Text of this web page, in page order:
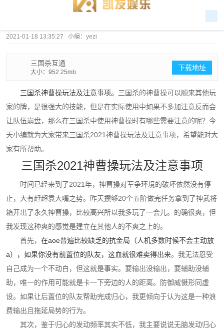
2021-01-18 13:35:27 小编：yezi
三国杀互通
大小：952.25mb
下载地址
三国杀神曹操玩法及注意事项。 三国杀的神曹操可以顺来其他玩
家的牌，是很强大的技能，但是在实际使用中如果不多加注意反而会
让队伍崩盘，那么在三国杀中使用神曹操时有哪些需要注意的呢？今
天小编就为大家带来三国杀2021神曹操玩法及注意事项，希望能对大
家有所帮助。
三国杀2021神曹操玩法及注意事项
时间已经来到了2021年，神曹操对军争环境的破坏依然没有停
止，大有赶超袁大嘴之势。昨天攒够20个五阶做完任务拿到了神武将
箱开出了永久神曹操，比较高兴所以我多玩了一会儿。的确很爽，但
我发现这种爽的感觉是建立在其他人的不爽之上的。
首先， 在aoe普遍比较缺乏的抗金局（人机多数时候不会主动放
a），如果你没有前置位的队友，这血就很难卖得出来。我无法忍受
自己成为一个不动白，但这就是事实。要输出没输出，要辅助没辅
助，唯一的作用可能就是卡一下旁边的人的距离。防御威慑形同虚
设。如果让后置位的队友帮助完成归心，我更倾向于认为这是一种浪
费输出且拖延局势的行为。
其次，鉴于归心的发动频率其实不低，我主要说说无脑发动归心